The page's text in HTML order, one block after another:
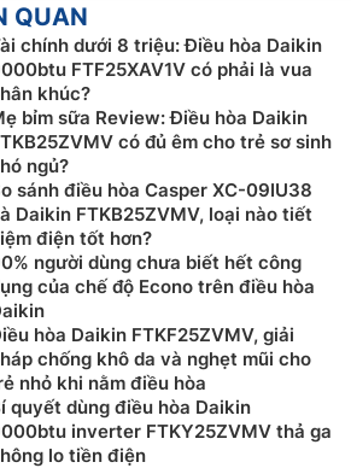
QUAN
chính dưới 8 triệu: Điều hòa Daikin
FTF25XAV1V có phải là vua
khúc?
bỉm sữa Review: Điều hòa Daikin
có đủ êm cho trẻ sơ sinh
ngủ?
sánh điều hòa Casper XC-09IU38
Daikin FTKB25ZVMV, loại nào tiết
điện tốt hơn?
người dùng chưa biết hết công
của chế độ Econo trên điều hòa
hòa Daikin FTKF25ZVMV, giải
chống khô da và nghẹt mũi cho
nhỏ khi nằm điều hòa
quyết dùng điều hòa Daikin
inverter FTKY25ZVMV thả ga
lo tiền điện